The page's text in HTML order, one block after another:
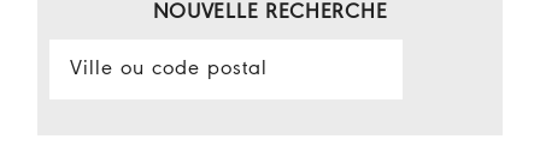
NOUVELLE RECHERCHE